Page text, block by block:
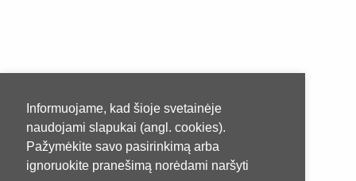
Informuojame, kad šioje svetainėje
naudojami slapukai (angl. cookies).
Pažymėkite savo pasirinkimą arba
ignoruokite pranešimą norėdami naršyti